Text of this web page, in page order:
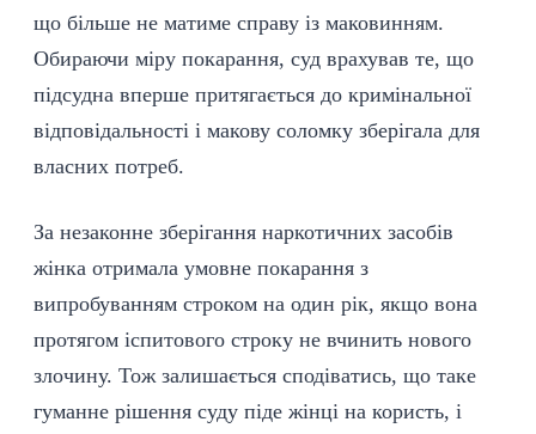
що більше не матиме справу із маковинням.
Обираючи міру покарання, суд врахував те, що
підсудна вперше притягається до кримінальної
відповідальності і макову соломку зберігала для
власних потреб.
За незаконне зберігання наркотичних засобів
жінка отримала умовне покарання з
випробуванням строком на один рік, якщо вона
протягом іспитового строку не вчинить нового
злочину. Тож залишається сподіватись, що таке
гуманне рішення суду піде жінці на користь, і